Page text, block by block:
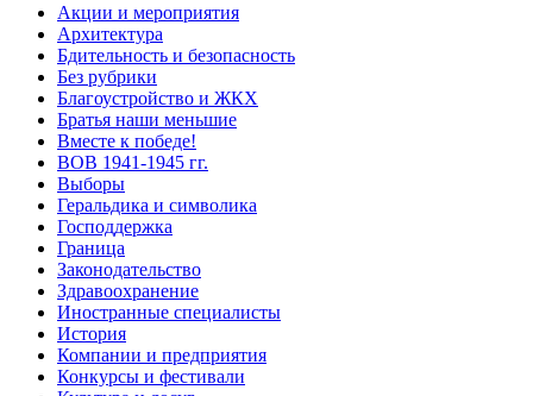
Акции и мероприятия
Архитектура
Бдительность и безопасность
Без рубрики
Благоустройство и ЖКХ
Братья наши меньшие
Вместе к победе!
ВОВ 1941-1945 гг.
Выборы
Геральдика и символика
Господдержка
Граница
Законодательство
Здравоохранение
Иностранные специалисты
История
Компании и предприятия
Конкурсы и фестивали